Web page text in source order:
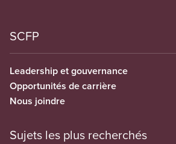
SCFP
Leadership et gouvernance
Opportunités de carrière
Nous joindre
Sujets les plus recherchés